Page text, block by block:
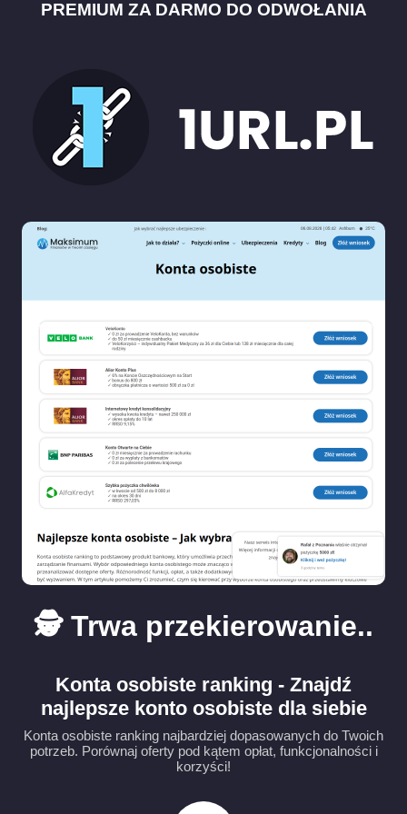
PREMIUM ZA DARMO DO ODWOŁANIA
🕵️ Trwa przekierowanie..
Konta osobiste ranking - Znajdź
najlepsze konto osobiste dla siebie
Konta osobiste ranking najbardziej dopasowanych do Twoich
potrzeb. Porównaj oferty pod kątem opłat, funkcjonalności i
korzyści!